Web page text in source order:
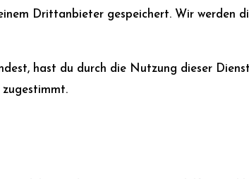
Drittanbieter gespeichert. Wir werden
hast du durch die Nutzung dieser